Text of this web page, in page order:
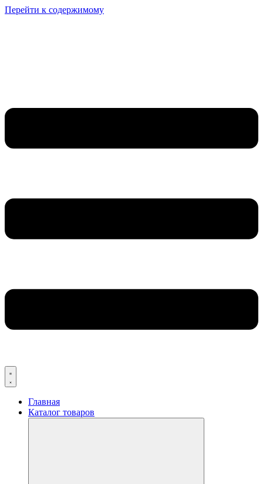
Перейти к содержимому
Главная
Каталог товаров